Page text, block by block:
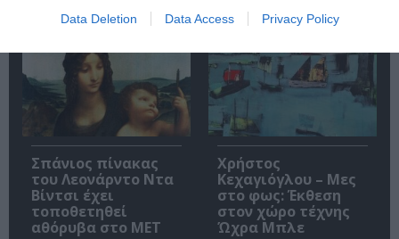
Data Deletion Data Access Privacy Policy
Σχετικά Άρθρα
Σπάνιος πίνακας
του Λεονάρντο Ντα
Βίντσι έχει
τοποθετηθεί
αθόρυβα στο MET
Χρήστος
Κεχαγιόγλου – Μες
στο φως: Έκθεση
στον χώρο τέχνης
Ώχρα Μπλε